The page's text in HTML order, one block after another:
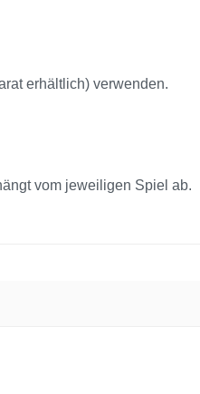
erhältlich) verwenden.
vom jeweiligen Spiel ab.